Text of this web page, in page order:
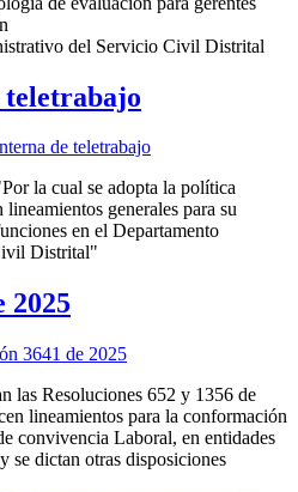
del Servicio Civil Distrital
de teletrabajo
la cual se adopta la política
generales para su
en el Departamento
Distrital"
2025
3641 de 2025
las Resoluciones 652 y 1356 de
lineamientos para la conformación
convivencia Laboral, en entidades
se dictan otras disposiciones